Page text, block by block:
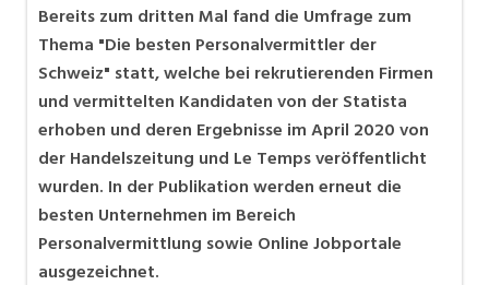
Bereits zum dritten Mal fand die Umfrage zum
Thema "Die besten Personalvermittler der
Schweiz" statt, welche bei rekrutierenden Firmen
und vermittelten Kandidaten von der Statista
erhoben und deren Ergebnisse im April 2020 von
der Handelszeitung und Le Temps veröffentlicht
wurden. In der Publikation werden erneut die
besten Unternehmen im Bereich
Personalvermittlung sowie Online Jobportale
ausgezeichnet.